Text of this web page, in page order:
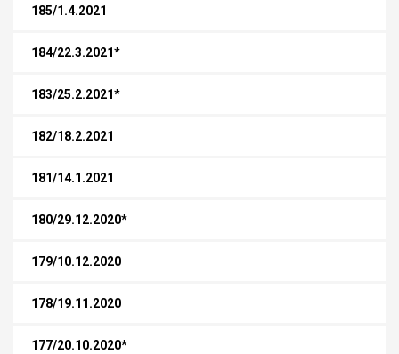
185/1.4.2021
184/22.3.2021*
183/25.2.2021*
182/18.2.2021
181/14.1.2021
180/29.12.2020*
179/10.12.2020
178/19.11.2020
177/20.10.2020*